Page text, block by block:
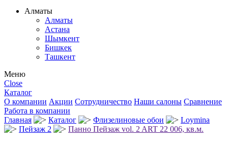
Алматы
Алматы
Астана
Шымкент
Бишкек
Ташкент
Меню
Close
Каталог
О компании Акции Сотрудничество Наши салоны Сравнение
Работа в компании
Главная
Каталог Флизелиновые обои
Loymina
Пейзаж 2
Панно Пейзаж vol. 2 ART 22 006, кв.м.